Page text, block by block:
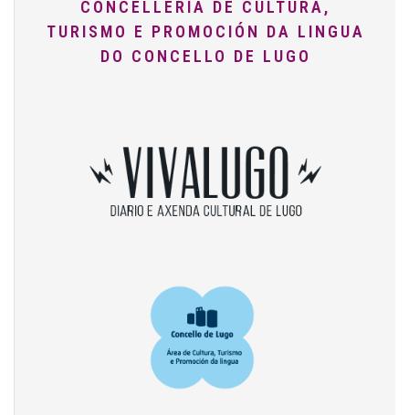
CONCELLERÍA DE CULTURA,
TURISMO E PROMOCIÓN DA LINGUA
DO CONCELLO DE LUGO